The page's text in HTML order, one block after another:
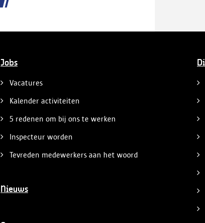
Jobs
Vacatures
Kalender activiteiten
5 redenen om bij ons te werken
Inspecteur worden
Tevreden medewerkers aan het woord
Nieuws